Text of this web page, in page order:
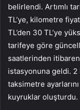
belirlendi. Artımlı
TL’ye, kilometre
TL’den 30 TL’ye
tarifeye göre
saatlerinden
istasyonuna geldi. 2
taksimetre
kuyruklar oluşturdu.